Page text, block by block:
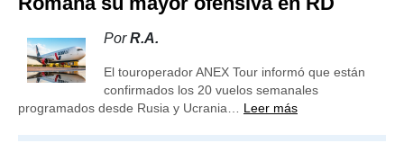
PorR.A.
El touroperador ANEX Tour informó que están
confirmados los 20 vuelos semanales
programados desde Rusia y Ucrania… Leer más